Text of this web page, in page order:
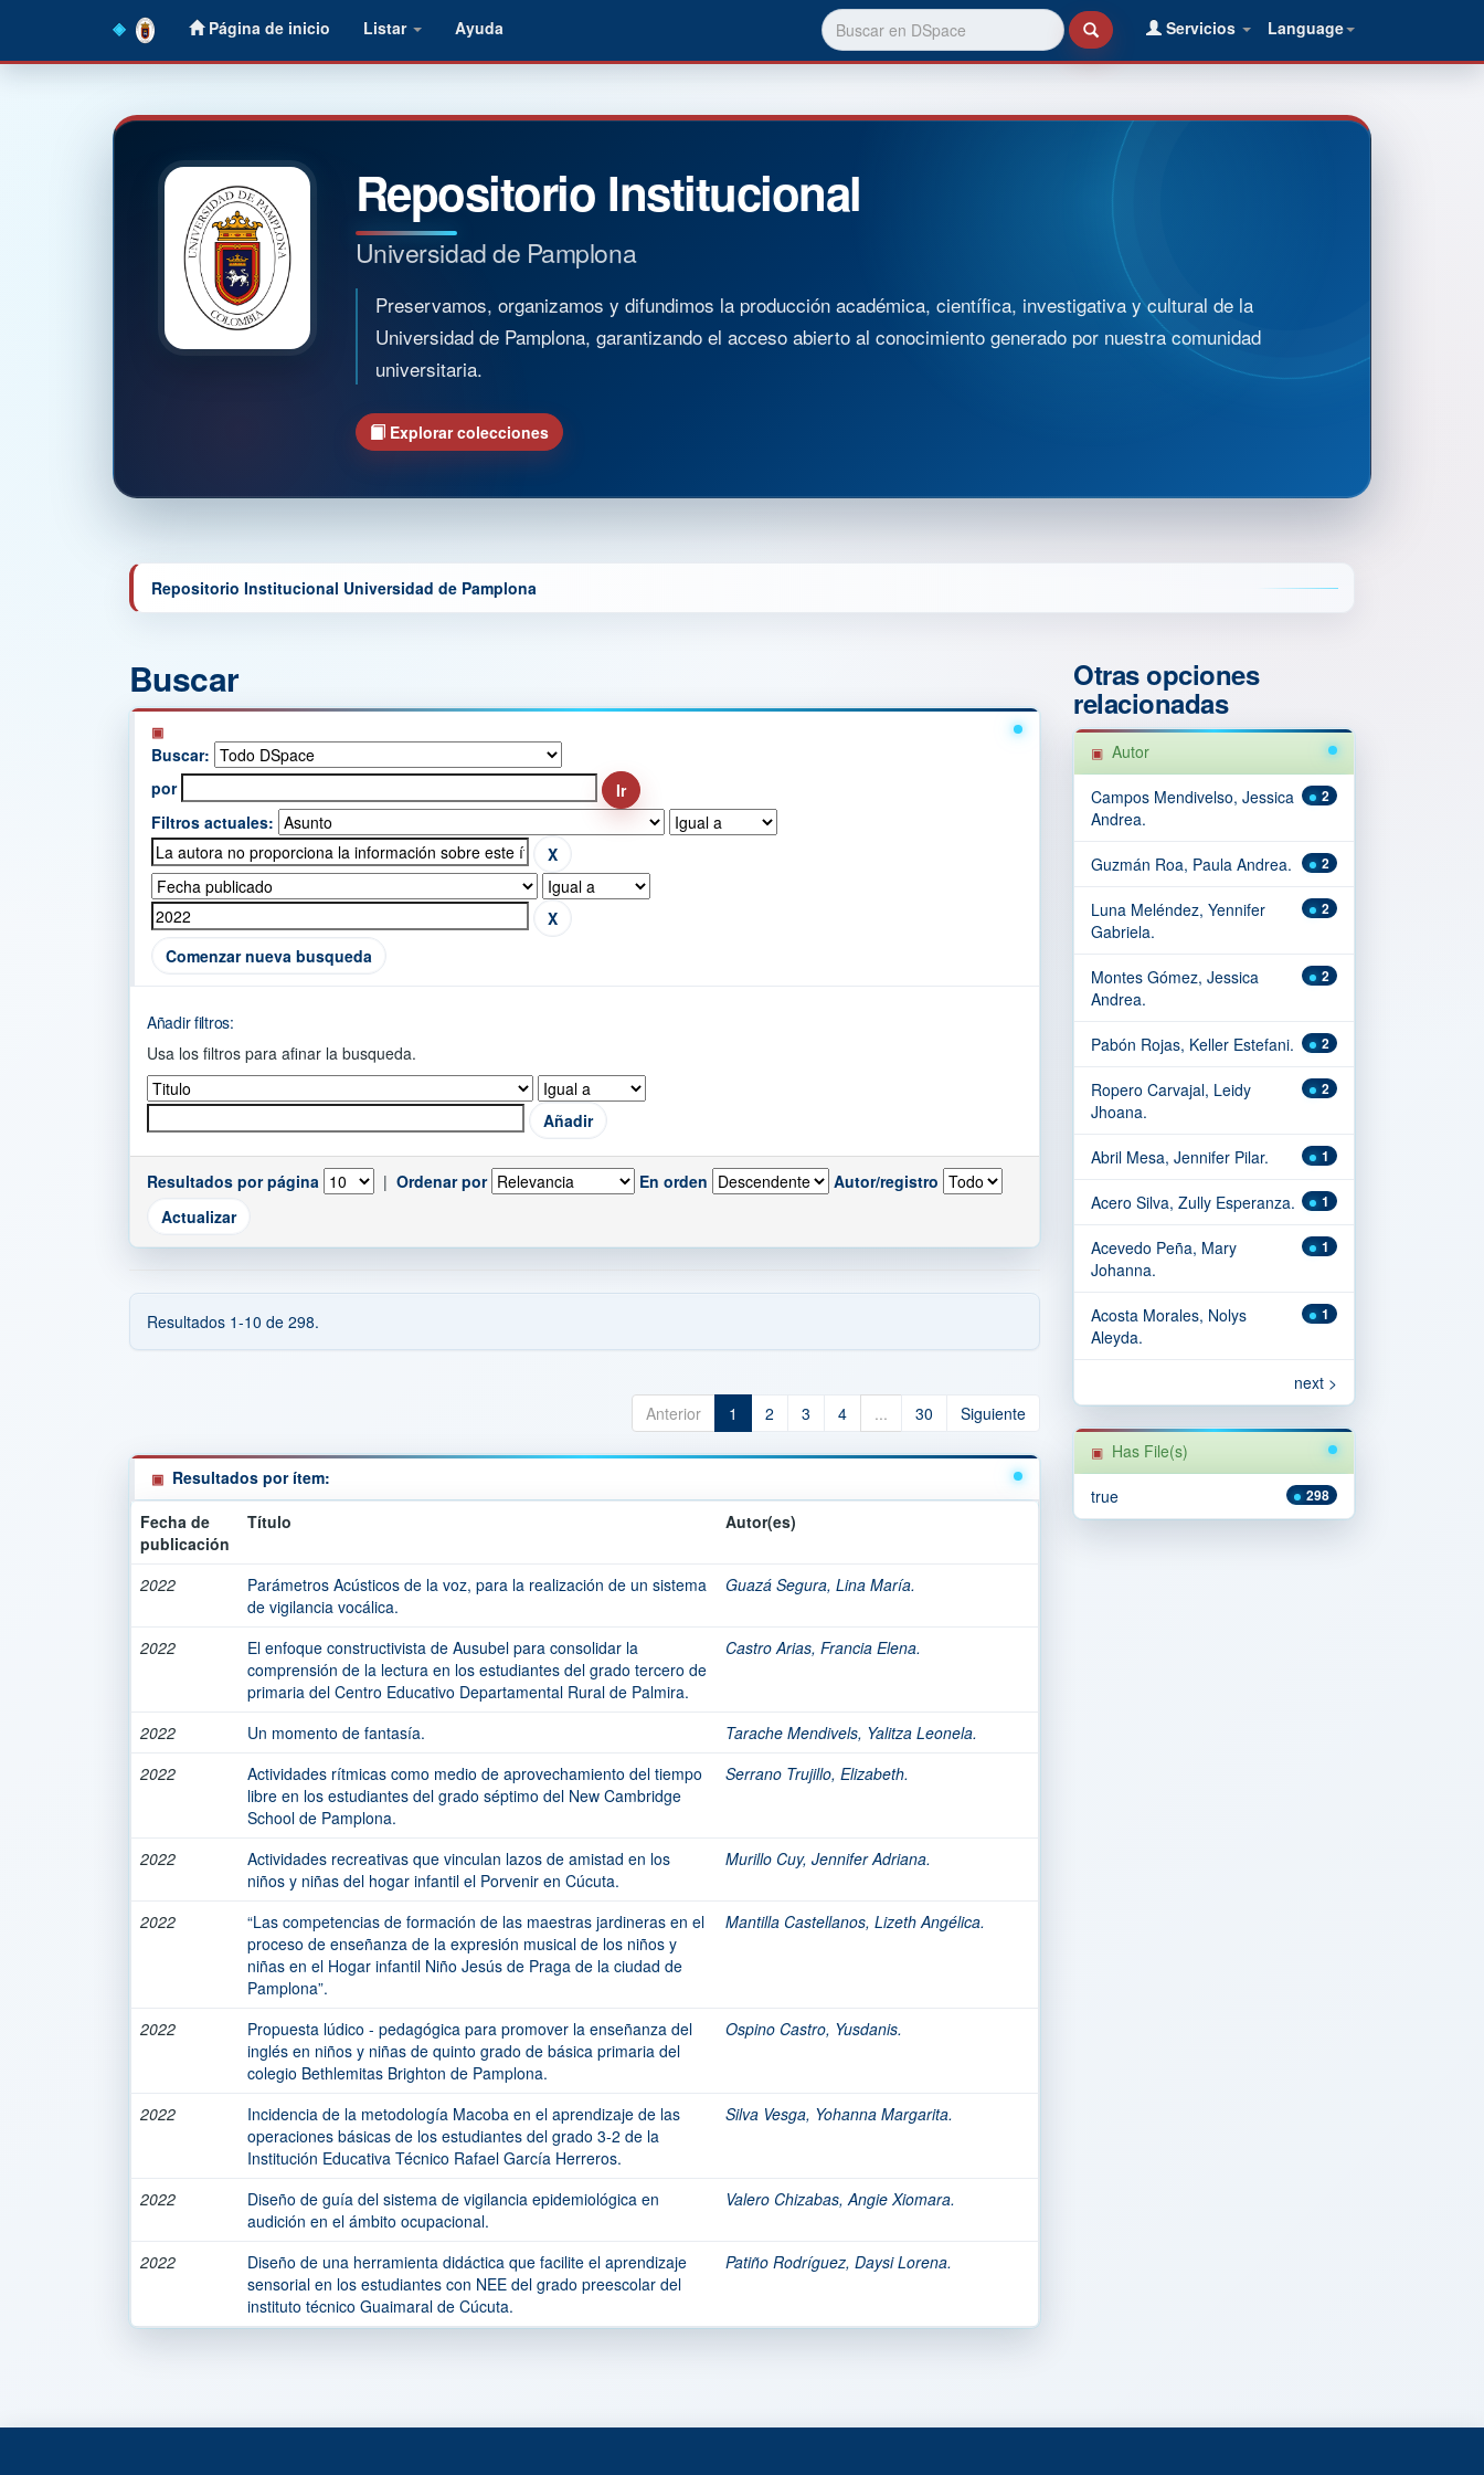
Página de inicio Listar Ayuda Language
Servicios
Repositorio Institucional
Universidad de Pamplona
Preservamos, organizamos y difundimos la producción académica, científica, investigativa y cultural de la
Universidad de Pamplona, garantizando el acceso abierto al conocimiento generado por nuestra comunidad
universitaria.
Explorar colecciones
Repositorio Institucional Universidad de Pamplona
Buscar
Buscar:
por
Filtros actuales:
Comenzar nueva busqueda
Añadir filtros:
Usa los filtros para afinar la busqueda.
Resultados por página | Ordenar por En orden Autor/registro
Resultados 1-10 de 298.
Anterior 1 2 3 4 ... 30 Siguiente
Resultados por ítem:
Fecha de
publicación
Título Autor(es)
2022
Parámetros Acústicos de la voz, para la realización de un sistema
de vigilancia vocálica.
Guazá Segura, Lina María.
2022
El enfoque constructivista de Ausubel para consolidar la
comprensión de la lectura en los estudiantes del grado tercero de
primaria del Centro Educativo Departamental Rural de Palmira.
Castro Arias, Francia Elena.
2022 Un momento de fantasía.
Tarache Mendivels, Yalitza Leonela.
2022
Actividades rítmicas como medio de aprovechamiento del tiempo
libre en los estudiantes del grado séptimo del New Cambridge
School de Pamplona.
Serrano Trujillo, Elizabeth.
2022
Actividades recreativas que vinculan lazos de amistad en los
niños y niñas del hogar infantil el Porvenir en Cúcuta.
Murillo Cuy, Jennifer Adriana.
2022
“Las competencias de formación de las maestras jardineras en el
proceso de enseñanza de la expresión musical de los niños y
niñas en el Hogar infantil Niño Jesús de Praga de la ciudad de
Pamplona”.
Mantilla Castellanos, Lizeth Angélica.
2022
Propuesta lúdico - pedagógica para promover la enseñanza del
inglés en niños y niñas de quinto grado de básica primaria del
colegio Bethlemitas Brighton de Pamplona.
Ospino Castro, Yusdanis.
2022
Incidencia de la metodología Macoba en el aprendizaje de las
operaciones básicas de los estudiantes del grado 3-2 de la
Institución Educativa Técnico Rafael García Herreros.
Silva Vesga, Yohanna Margarita.
2022
Diseño de guía del sistema de vigilancia epidemiológica en
audición en el ámbito ocupacional.
Valero Chizabas, Angie Xiomara.
2022
Diseño de una herramienta didáctica que facilite el aprendizaje
sensorial en los estudiantes con NEE del grado preescolar del
instituto técnico Guaimaral de Cúcuta.
Patiño Rodríguez, Daysi Lorena.
Otras opciones
relacionadas
Autor
2
Campos Mendivelso, Jessica
Andrea.
2
Guzmán Roa, Paula Andrea.
2
Luna Meléndez, Yennifer
Gabriela.
2
Montes Gómez, Jessica
Andrea.
2
Pabón Rojas, Keller Estefani.
2
Ropero Carvajal, Leidy
Jhoana.
1
Abril Mesa, Jennifer Pilar.
1
Acero Silva, Zully Esperanza.
1
Acevedo Peña, Mary
Johanna.
1
Acosta Morales, Nolys
Aleyda.
next >
Has File(s)
298
true